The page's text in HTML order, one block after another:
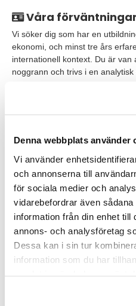
Denna webbplats använder
Vi använder
och annonserna till
för sociala medier och
vidarebefordrar även
information från din enhet till
annons- och analysföretag
Dessa kan i sin tur
information som du har
Våra förväntningar
Vi söker dig som har en
ekonomi, och minst tre års
internationell kontext. Du är
noggrann och trivs i en analytisk
Vana att arbeta i SAP
God kunskap i Excel och
God affärsförståelse och
kostnadsuppföljning
Förståelse för hela
Flytande engelska i tal och